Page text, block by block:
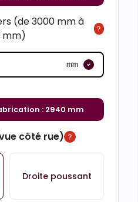
(de 3000 mm à
mm)
mm
: 2940 mm
côté rue)
Droite poussant